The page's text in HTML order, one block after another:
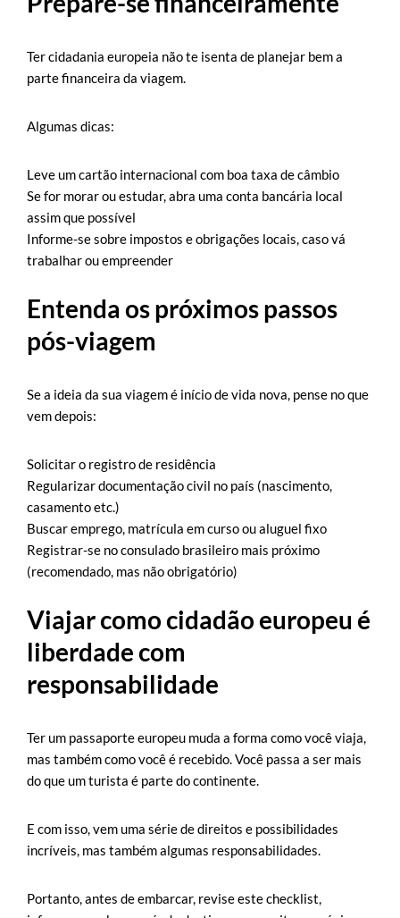
Ter cidadania europeia não te isenta de planejar bem a
parte financeira da viagem.
Algumas dicas:
Leve um cartão internacional com boa taxa de câmbio
Se for morar ou estudar, abra uma conta bancária local
assim que possível
Informe-se sobre impostos e obrigações locais, caso vá
trabalhar ou empreender
Entenda os próximos passos
pós-viagem
Se a ideia da sua viagem é início de vida nova, pense no que
vem depois:
Solicitar o registro de residência
Regularizar documentação civil no país (nascimento,
casamento etc.)
Buscar emprego, matrícula em curso ou aluguel fixo
Registrar-se no consulado brasileiro mais próximo
(recomendado, mas não obrigatório)
Viajar como cidadão europeu é
liberdade com
responsabilidade
Ter um passaporte europeu muda a forma como você viaja,
mas também como você é recebido. Você passa a ser mais
do que um turista é parte do continente.
E com isso, vem uma série de direitos e possibilidades
incríveis, mas também algumas responsabilidades.
Portanto, antes de embarcar, revise este checklist,